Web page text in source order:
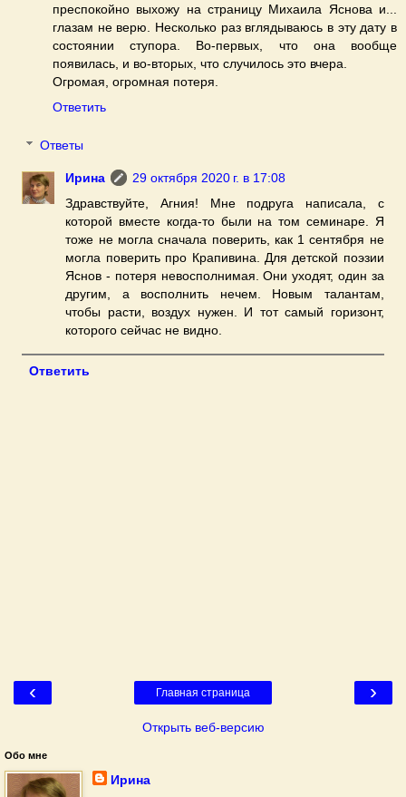
преспокойно выхожу на страницу Михаила Яснова и...
глазам не верю. Несколько раз вглядываюсь в эту дату в
состоянии ступора. Во-первых, что она вообще
появилась, и во-вторых, что случилось это вчера.
Огромая, огромная потеря.
Ответить
Ответы
Ирина
29 октября 2020 г. в 17:08
Здравствуйте, Агния! Мне подруга написала, с
которой вместе когда-то были на том семинаре. Я
тоже не могла сначала поверить, как 1 сентября не
могла поверить про Крапивина. Для детской поэзии
Яснов - потеря невосполнимая. Они уходят, один за
другим, а восполнить нечем. Новым талантам,
чтобы расти, воздух нужен. И тот самый горизонт,
которого сейчас не видно.
Ответить
‹ ›
Главная страница
Открыть веб-версию
Обо мне
Ирина